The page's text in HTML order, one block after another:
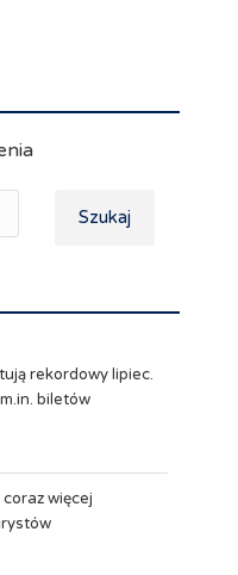
Szukaj
rekordowy lipiec.
biletów
więcej